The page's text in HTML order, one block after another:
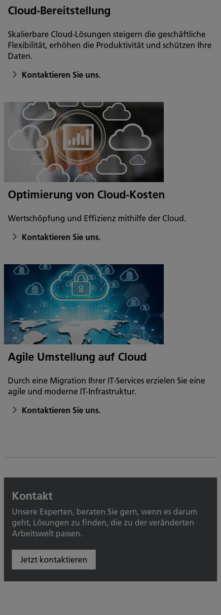
Cloud-Bereitstellung
Skalierbare Cloud-Lösungen steigern die geschäftliche
Flexibilität, erhöhen die Produktivität und schützen Ihre
Daten.
Kontaktieren Sie uns.
Optimierung von Cloud-Kosten
Wertschöpfung und Effizienz mithilfe der Cloud.
Kontaktieren Sie uns.
Agile Umstellung auf Cloud
Durch eine Migration Ihrer IT-Services erzielen Sie eine
agile und moderne IT-Infrastruktur.
Kontaktieren Sie uns.
Kontakt
Unsere Experten, beraten Sie gern, wenn es darum
geht, Lösungen zu finden, die zu der veränderten
Arbeitswelt passen.
Jetzt kontaktieren